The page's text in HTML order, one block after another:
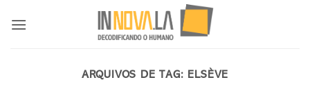
ARQUIVOS DE TAG: ELSÈVE